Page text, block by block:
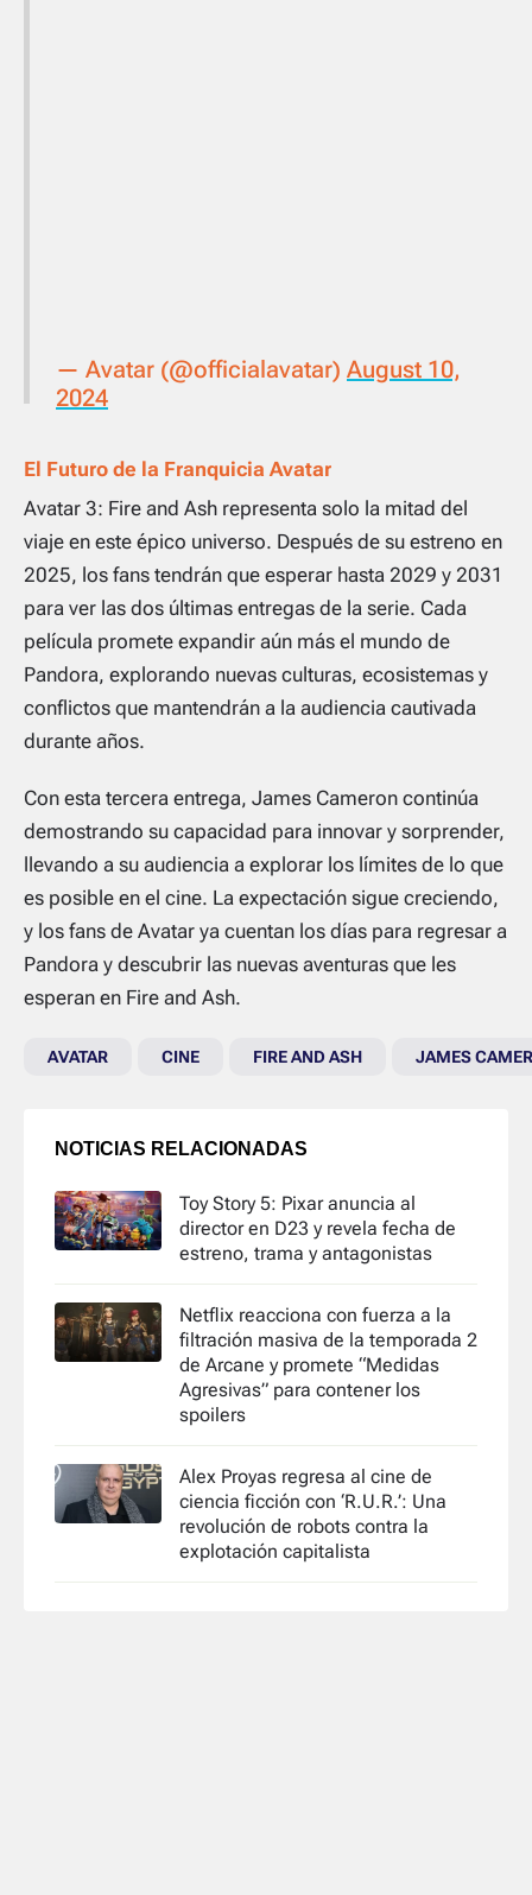
— Avatar (@officialavatar) August 10,
2024
El Futuro de la Franquicia Avatar
Avatar 3: Fire and Ash representa solo la mitad del
viaje en este épico universo. Después de su estreno en
2025, los fans tendrán que esperar hasta 2029 y 2031
para ver las dos últimas entregas de la serie. Cada
película promete expandir aún más el mundo de
Pandora, explorando nuevas culturas, ecosistemas y
conflictos que mantendrán a la audiencia cautivada
durante años.
Con esta tercera entrega, James Cameron continúa
demostrando su capacidad para innovar y sorprender,
llevando a su audiencia a explorar los límites de lo que
es posible en el cine. La expectación sigue creciendo,
y los fans de Avatar ya cuentan los días para regresar a
Pandora y descubrir las nuevas aventuras que les
esperan en Fire and Ash.
AVATAR CINE FIRE AND ASH JAMES
NOTICIAS RELACIONADAS
Toy Story 5: Pixar anuncia al
director en D23 y revela fecha de
estreno, trama y antagonistas
Netflix reacciona con fuerza a la
filtración masiva de la temporada 2
de Arcane y promete “Medidas
Agresivas” para contener los
spoilers
Alex Proyas regresa al cine de
ciencia ficción con ‘R.U.R.’: Una
revolución de robots contra la
explotación capitalista